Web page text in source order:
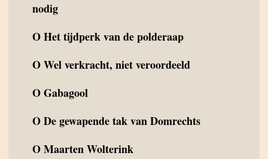
nodig
OHet tijdperk van de polderaap
OWel verkracht, niet veroordeeld
OGabagool
ODe gewapende tak van Domrechts
OMaarten Wolterink